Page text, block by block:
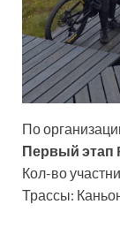
По
Первый этап
Кол-во
Трассы: